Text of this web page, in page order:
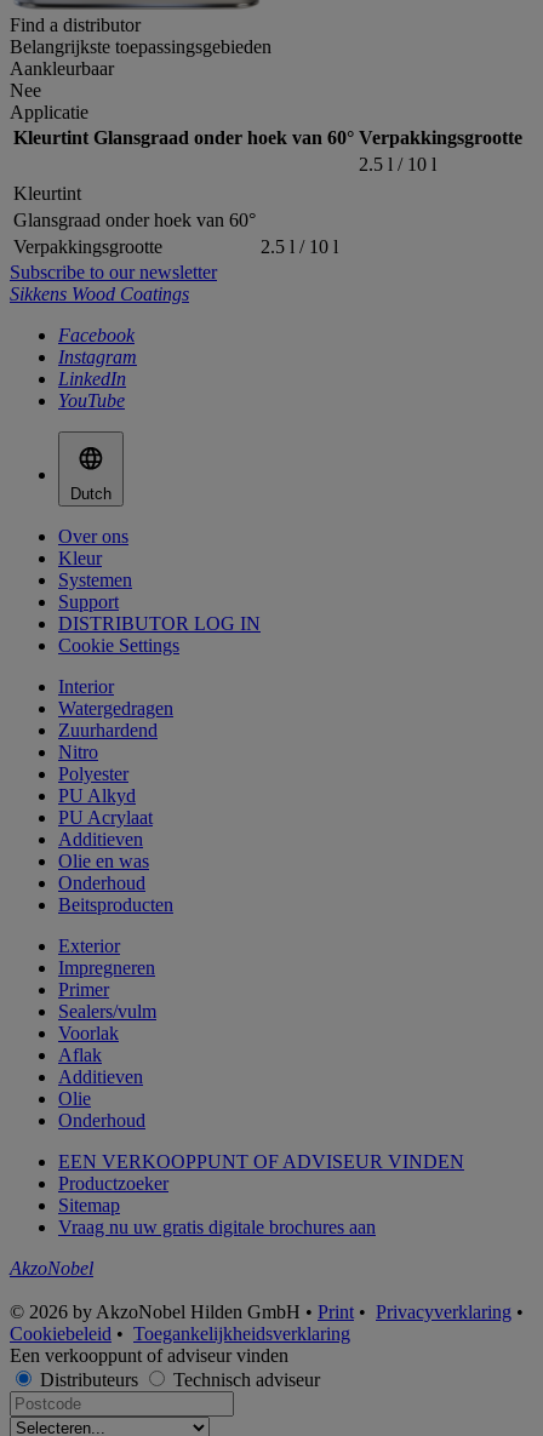
Find a distributor
Belangrijkste toepassingsgebieden
Aankleurbaar
Nee
Applicatie
Kleurtint Glansgraad onder hoek van 60° Verpakkingsgrootte
2.5 l / 10 l
Kleurtint
Glansgraad onder hoek van 60°
Verpakkingsgrootte
2.5 l / 10 l
Subscribe to our newsletter
Sikkens Wood Coatings
Facebook
Instagram
LinkedIn
YouTube
Dutch
Over ons
Kleur
Systemen
Support
DISTRIBUTOR LOG IN
Cookie Settings
Interior
Watergedragen
Zuurhardend
Nitro
Polyester
PU Alkyd
PU Acrylaat
Additieven
Olie en was
Onderhoud
Beitsproducten
Exterior
Impregneren
Primer
Sealers/vulm
Voorlak
Aflak
Additieven
Olie
Onderhoud
EEN VERKOOPPUNT OF ADVISEUR VINDEN
Productzoeker
Sitemap
Vraag nu uw gratis digitale brochures aan
AkzoNobel
© 2026 by AkzoNobel Hilden GmbH • Print • Privacyverklaring •
Cookiebeleid • Toegankelijkheidsverklaring
Een verkooppunt of adviseur vinden
Distributeurs
Technisch adviseur